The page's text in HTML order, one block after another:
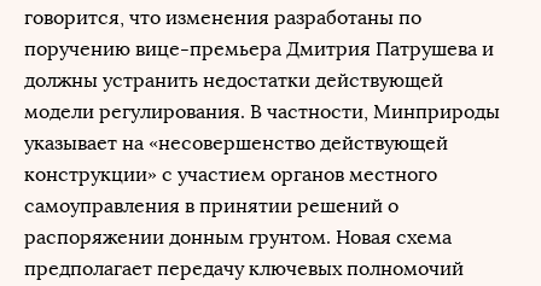
говорится, что изменения разработаны по
поручению вице-премьера Дмитрия Патрушева и
должны устранить недостатки действующей
модели регулирования. В частности, Минприроды
указывает на «несовершенство действующей
конструкции» с участием органов местного
самоуправления в принятии решений о
распоряжении донным грунтом. Новая схема
предполагает передачу ключевых полномочий